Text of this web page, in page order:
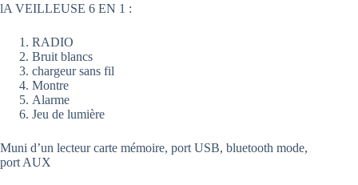
était :
est :
lA VEILLEUSE 6 EN 1 :
RADIO
Bruit blancs
chargeur sans fil
Montre
Alarme
Jeu de lumière
Muni d’un lecteur carte mémoire, port USB, bluetooth mode,
port AUX